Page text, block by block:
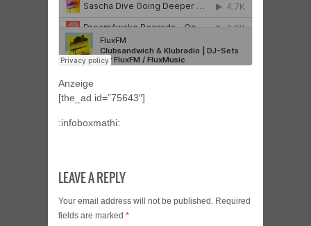
Anzeige
[the_ad id=”75643″]
:infoboxmathi:
LEAVE A REPLY
Your email address will not be published. Required
fields are marked *